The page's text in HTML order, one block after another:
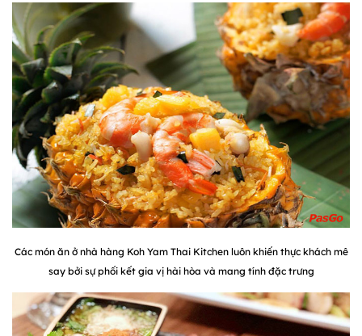
Các món ăn ở nhà hàng Koh Yam Thai Kitchen luôn khiến thực khách mê
say bởi sự phối kết gia vị hài hòa và mang tính đặc trưng